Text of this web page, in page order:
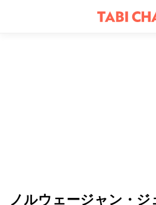
ノルウェージャン・